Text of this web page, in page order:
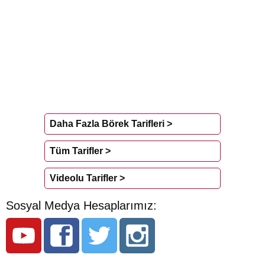
Daha Fazla Börek Tarifleri >
Tüm Tarifler >
Videolu Tarifler >
Sosyal Medya Hesaplarımız: